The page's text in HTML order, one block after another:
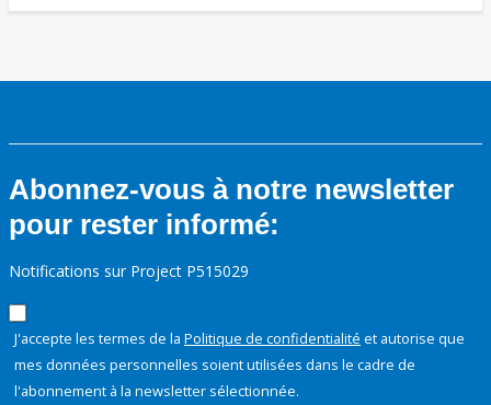
Abonnez-vous à notre newsletter
pour rester informé:
Notifications sur Project P515029
J'accepte les termes de la Politique de confidentialité et autorise que
mes données personnelles soient utilisées dans le cadre de
l'abonnement à la newsletter sélectionnée.